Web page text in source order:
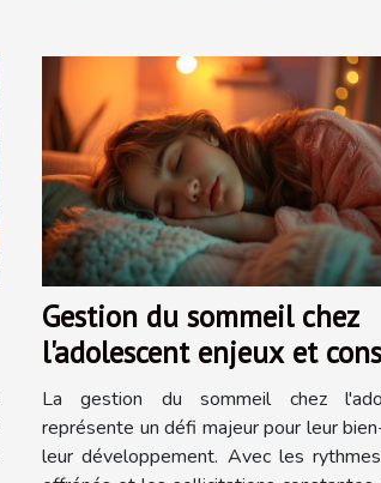
Gestion du sommeil chez
l'adolescent enjeux et
pour un repos optimal
La gestion du sommeil chez
représente un défi majeur pour leur
leur développement. Avec les